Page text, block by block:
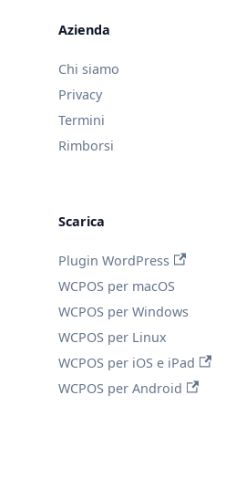
Azienda
Chi siamo
Privacy
Termini
Rimborsi
Scarica
Plugin WordPress
WCPOS per macOS
WCPOS per Windows
WCPOS per Linux
WCPOS per iOS e iPad
WCPOS per Android